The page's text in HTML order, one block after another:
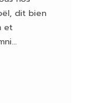
dit bien
et